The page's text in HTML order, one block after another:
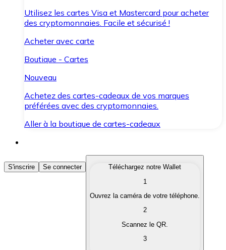
Utilisez les cartes Visa et Mastercard pour acheter
des cryptomonnaies. Facile et sécurisé !
Acheter avec carte
Boutique - Cartes
Nouveau
Achetez des cartes-cadeaux de vos marques
préférées avec des cryptomonnaies.
Aller à la boutique de cartes-cadeaux
Acheter des Cryptomonnaies
Achetez les cryptomonnaies qui vous intéressent
Convertissez vos cryptomonnaies en monnaie
S'inscrire Se connecter
Téléchargez notre Wallet
1
Ouvrez la caméra de votre téléphone.
2
Scannez le QR.
3